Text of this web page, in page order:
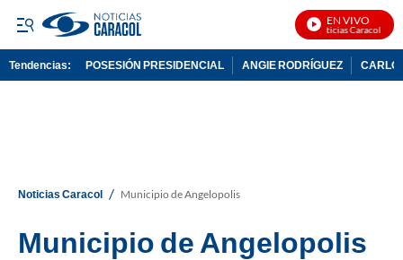
EN VIVO
Noticias Caracol En
Tendencias: POSESIÓN PRESIDENCIAL ANGIE RODRÍGUEZ
Noticias Caracol / Municipio de Angelopolis
Municipio de Angelopolis